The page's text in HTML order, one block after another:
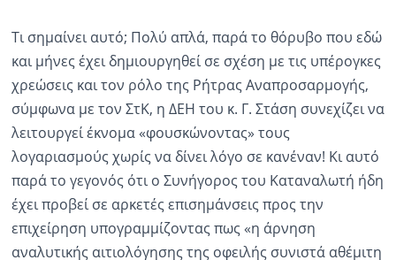
Τι σημαίνει αυτό; Πολύ απλά, παρά το θόρυβο που εδώ
και μήνες έχει δημιουργηθεί σε σχέση με τις υπέρογκες
χρεώσεις και τον ρόλο της Ρήτρας Αναπροσαρμογής,
σύμφωνα με τον ΣτΚ, η ΔΕΗ του κ. Γ. Στάση συνεχίζει να
λειτουργεί έκνομα «φουσκώνοντας» τους
λογαριασμούς χωρίς να δίνει λόγο σε κανέναν! Κι αυτό
παρά το γεγονός ότι ο Συνήγορος του Καταναλωτή ήδη
έχει προβεί σε αρκετές επισημάνσεις προς την
επιχείρηση υπογραμμίζοντας πως «η άρνηση
αναλυτικής αιτιολόγησης της οφειλής συνιστά αθέμιτη